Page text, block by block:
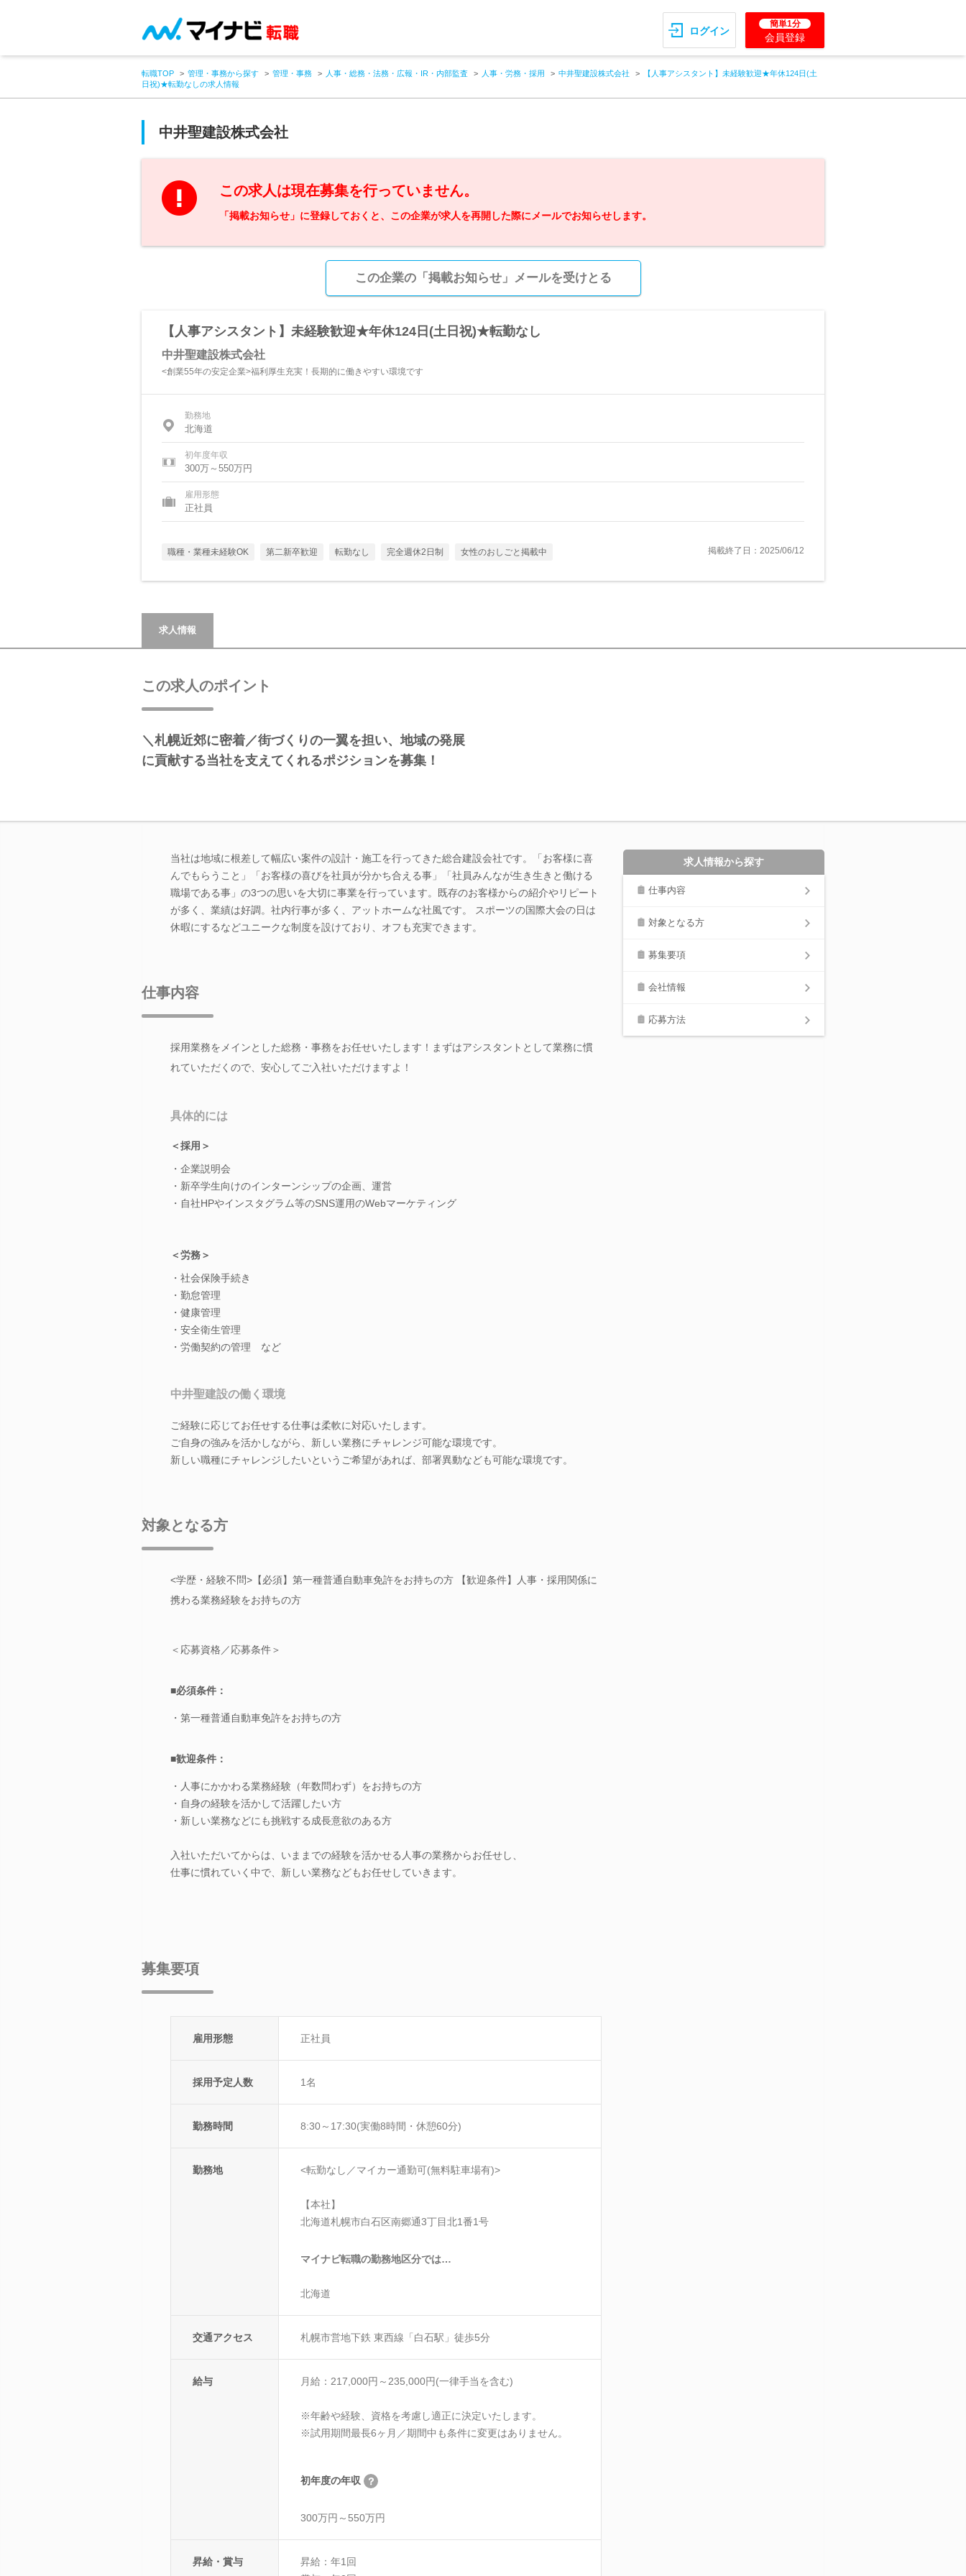
ログイン
簡単1分
会員登録
転職TOP 管理・事務から探す 管理・事務 人事・総務・法務・広報・IR・内部監査 人事・労務・採用 中井聖建設株式会社
【人事アシスタント】未経験歓迎★年休124日(土
日祝)★転勤なしの求人情報
中井聖建設株式会社
この求人は現在募集を行っていません。
「掲載お知らせ」に登録しておくと、この企業が求人を再開した際にメールでお知らせします。
この企業の「掲載お知らせ」メールを受けとる
【人事アシスタント】未経験歓迎★年休124日(土日祝)★転勤なし
中井聖建設株式会社
<創業55年の安定企業>福利厚生充実！長期的に働きやすい環境です
勤務地
北海道
初年度年収
300万～550万円
雇用形態
正社員
職種・業種未経験OK 第二新卒歓迎 転勤なし 完全週休2日制 女性のおしごと掲載中 掲載終了日：2025/06/12
求人情報
この求人のポイント
＼札幌近郊に密着／街づくりの一翼を担い、地域の発展
に貢献する当社を支えてくれるポジションを募集！
当社は地域に根差して幅広い案件の設計・施工を行ってきた総合建設会社です。「お客様に喜
んでもらうこと」「お客様の喜びを社員が分かち合える事」「社員みんなが生き生きと働ける
職場である事」の3つの思いを大切に事業を行っています。既存のお客様からの紹介やリピート
が多く、業績は好調。社内行事が多く、アットホームな社風です。 スポーツの国際大会の日は
休暇にするなどユニークな制度を設けており、オフも充実できます。
仕事内容
採用業務をメインとした総務・事務をお任せいたします！まずはアシスタントとして業務に慣
れていただくので、安心してご入社いただけますよ！
具体的には
＜採用＞
・企業説明会
・新卒学生向けのインターンシップの企画、運営
・自社HPやインスタグラム等のSNS運用のWebマーケティング
＜労務＞
・社会保険手続き
・勤怠管理
・健康管理
・安全衛生管理
・労働契約の管理 など
中井聖建設の働く環境
ご経験に応じてお任せする仕事は柔軟に対応いたします。
ご自身の強みを活かしながら、新しい業務にチャレンジ可能な環境です。
新しい職種にチャレンジしたいというご希望があれば、部署異動なども可能な環境です。
対象となる方
<学歴・経験不問>【必須】第一種普通自動車免許をお持ちの方 【歓迎条件】人事・採用関係に
携わる業務経験をお持ちの方
＜応募資格／応募条件＞
■必須条件：
・第一種普通自動車免許をお持ちの方
■歓迎条件：
・人事にかかわる業務経験（年数問わず）をお持ちの方
・自身の経験を活かして活躍したい方
・新しい業務などにも挑戦する成長意欲のある方
入社いただいてからは、いままでの経験を活かせる人事の業務からお任せし、
仕事に慣れていく中で、新しい業務などもお任せしていきます。
募集要項
雇用形態 正社員
採用予定人数 1名
勤務時間 8:30～17:30(実働8時間・休憩60分)
勤務地 <転勤なし／マイカー通勤可(無料駐車場有)>
【本社】
北海道札幌市白石区南郷通3丁目北1番1号
マイナビ転職の勤務地区分では…
北海道
交通アクセス 札幌市営地下鉄 東西線「白石駅」徒歩5分
給与 月給：217,000円～235,000円(一律手当を含む)
※年齢や経験、資格を考慮し適正に決定いたします。
※試用期間最長6ヶ月／期間中も条件に変更はありません。
初年度の年収
300万円～550万円
昇給・賞与
昇給：年1回
求人情報から探す
仕事内容
対象となる方
募集要項
会社情報
応募方法